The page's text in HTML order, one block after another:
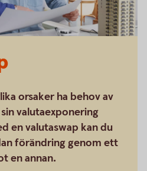
orsaker ha behov av
valutaexponering
en valutaswap kan du
förändring genom ett
en annan.